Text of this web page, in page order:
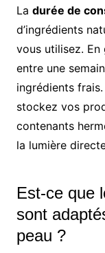
La durée de
d’ingrédients
vous utilisez. En
entre une
ingrédients
stockez vos
contenants
la lumière
Est-ce que
sont
peau ?